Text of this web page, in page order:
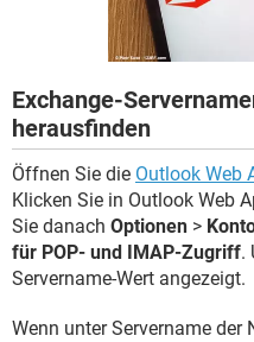
Exchange-
herausfinden
Öffnen Sie die Outlook Web
Klicken Sie in Outlook Web
Sie danach Optionen >
für POP- und IMAP-Zugriff.
Servername-Wert angezeigt.
Wenn unter Servername der